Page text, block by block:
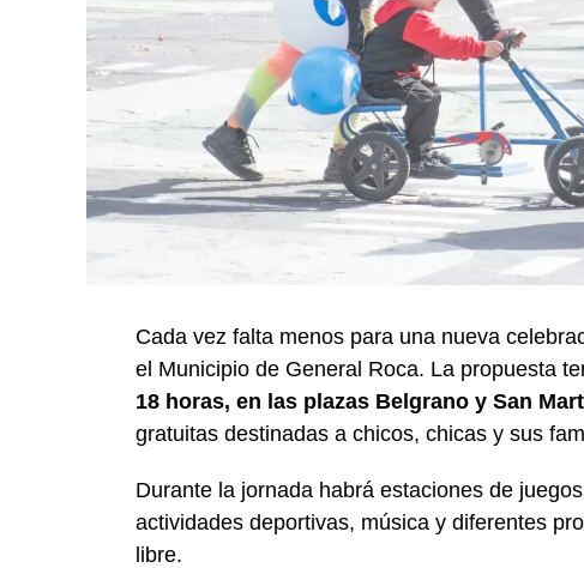
Cada vez falta menos para una nueva
el Municipio de General Roca. La propuesta
18 horas, en las plazas Belgrano y San
gratuitas destinadas a chicos, chicas y sus
Durante la jornada habrá estaciones de
actividades deportivas, música y diferentes
libre.